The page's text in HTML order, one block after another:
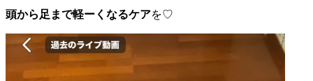
頭から足まで軽ーくなるケアを♡